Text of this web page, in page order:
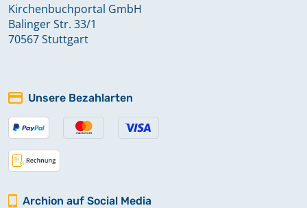
Kirchenbuchportal GmbH
Balinger Str. 33/1
70567 Stuttgart
Unsere Bezahlarten
Archion auf Social Media